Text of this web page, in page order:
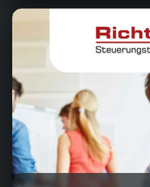
Krumme Fohre 67, 95359